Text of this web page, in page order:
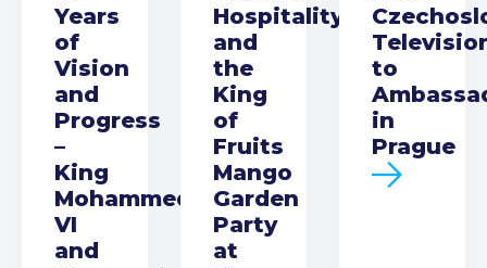
Years
of
Vision
and
Progress
–
King
Mohammed
VI
and
Hospitality
and
the
King
of
Fruits
Mango
Garden
Party
at
to
in
Prague